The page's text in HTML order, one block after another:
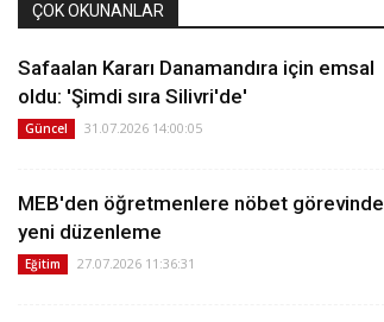
ÇOK OKUNANLAR
Safaalan Kararı Danamandıra için emsal
oldu: 'Şimdi sıra Silivri'de'
Güncel 31.07.2026 14:00:05
MEB'den öğretmenlere nöbet görevinde
yeni düzenleme
Eğitim 27.07.2026 11:36:31